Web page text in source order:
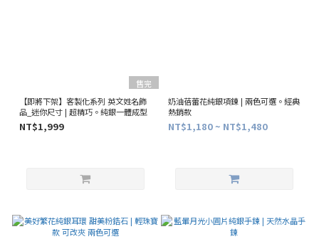
售完
【即將下架】客製化系列 英文姓名飾
品_迷你尺寸 | 超精巧。純銀一體成型
NT$1,999
奶油蓓蕾花純銀項鍊 | 兩色可選。經典
熱銷款
NT$1,180 ~ NT$1,480